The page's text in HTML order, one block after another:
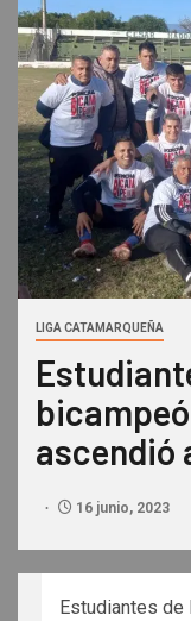
LIGA CATAMARQUEÑA
ascendió
16 junio, 2023
Estudiantes de